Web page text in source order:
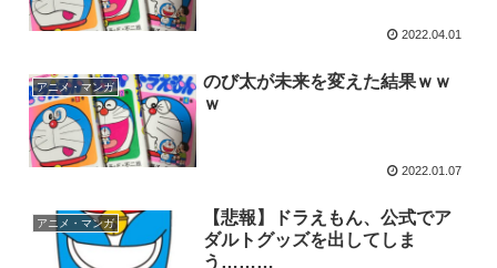
2022.04.01
アニメ・マンガ
のび太が未来を変えた結果ｗｗ
ｗ
2022.01.07
アニメ・マンガ
【悲報】ドラえもん、公式でア
ダルトグッズを出してしま
う………